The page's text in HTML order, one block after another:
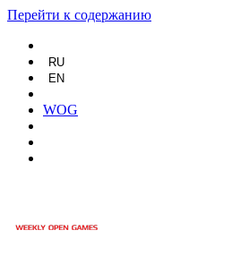
Перейти к содержанию
RU
EN
WOG